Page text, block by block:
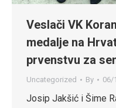
Veslači VK
medalje na
prvenstvu za
Uncategorized By 06/
Josip Jakšić i Šime